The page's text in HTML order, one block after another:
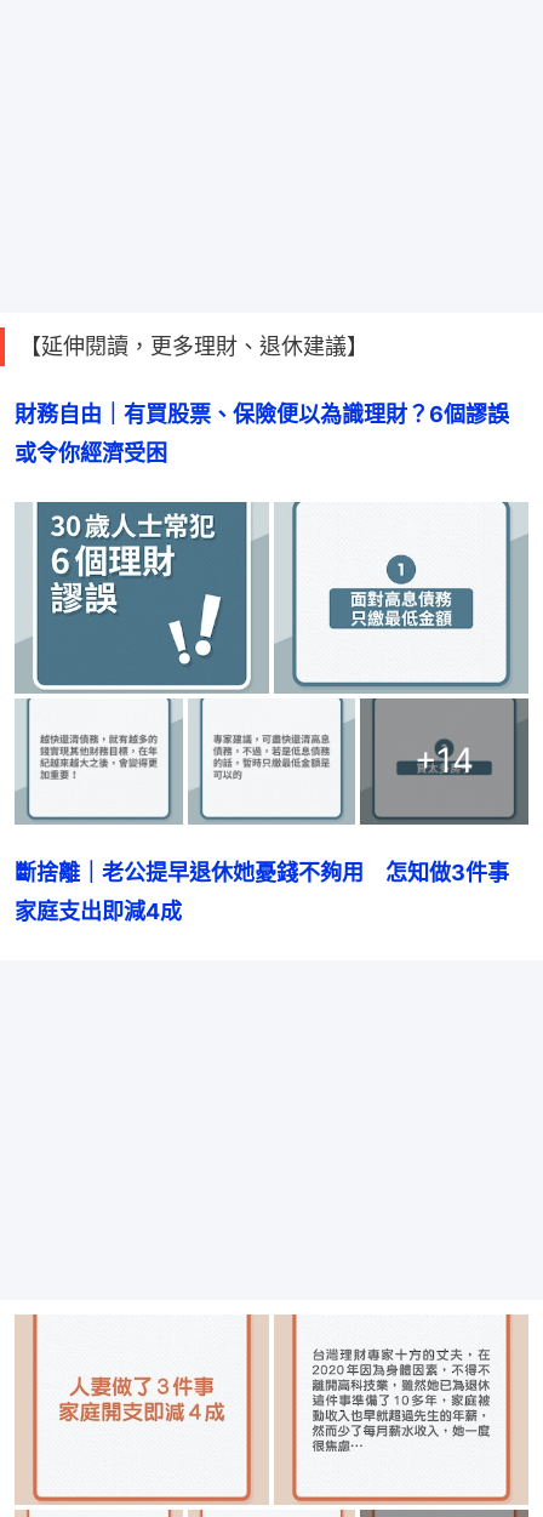
【延伸閱讀，更多理財、退休建議】
財務自由｜有買股票、保險便以為識理財？6個謬誤
或令你經濟受困
+14
斷捨離｜老公提早退休她憂錢不夠用　怎知做3件事
家庭支出即減4成